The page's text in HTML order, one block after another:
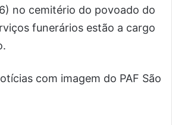
no cemitério do povoado do
funerários estão a cargo
com imagem do PAF São